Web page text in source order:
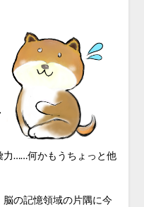
力……何かもうちょっと他
の記憶領域の片隅に今